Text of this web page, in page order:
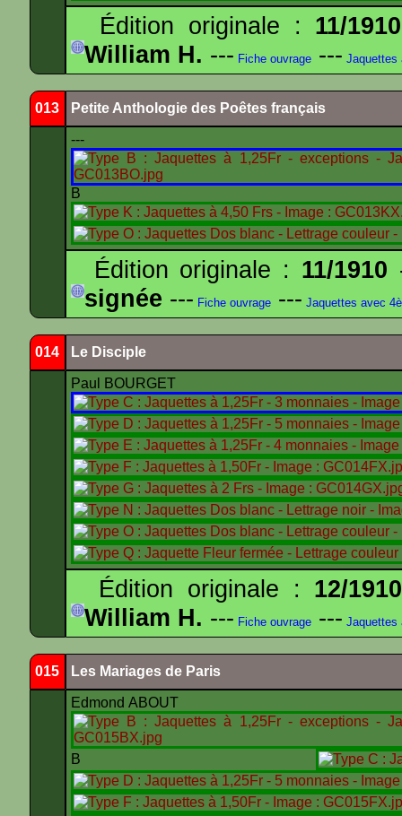
Édition originale : 11/1910
William H. --- Fiche ouvrage --- Jaquettes
013 Petite Anthologie des Poêtes français
---
B
Édition originale : 11/1910
signée --- Fiche ouvrage --- Jaquettes avec
014 Le Disciple
Paul BOURGET
Édition originale : 12/1910
William H. --- Fiche ouvrage --- Jaquettes
015 Les Mariages de Paris
Edmond ABOUT
B